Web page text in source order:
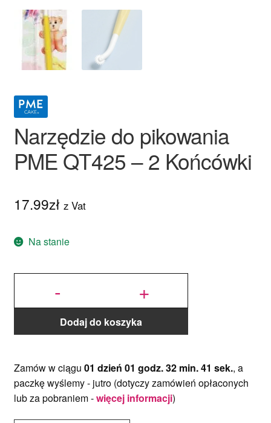
Narzędzie do pikowania
PME QT425 – 2 Końcówki
17.99zł z Vat
Na stanie
-
ilość
pikowania
QT425 - 2
Końcówki +
Dodaj do koszyka
Zamów w ciągu 01 dzień 01 godz. 32 min. 40 sek., a
paczkę wyślemy - jutro(dotyczy zamówień opłaconych
lub za pobraniem -więcej informacji)